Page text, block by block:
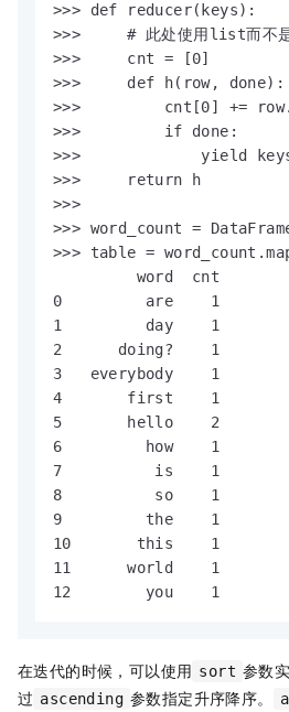
>>> def reducer(keys):
>>>     # 此处使用list而不是
>>>     cnt = [0]
>>>     def h(row, done):  #
>>>         cnt[0] +=
>>>         if done:
>>>             yield
>>>     return h
>>>
>>> word_count =
>>> table =
         word  cnt
0         are    1
1         day    1
2      doing?    1
3   everybody    1
4       first    1
5       hello    2
6         how    1
7          is    1
8          so    1
9         the    1
10       this    1
11      world    1
12        you    1
在迭代的时候，可以使用 sort 参数
过 ascending 参数指定升序降序。